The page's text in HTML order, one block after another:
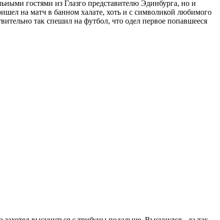
гостями из Глазго представителю Эдинбурга, но и
на матч в банном халате, хоть и с символикой любимого
так спешил на футбол, что одел первое попавшееся